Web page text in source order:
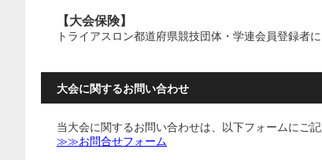
【大会保険】
トライアスロン都道府県競技団体・学連会員登録者
大会に関するお問い合わせ
当大会に関するお問い合わせは、以下フォームにご
≫≫お問合せフォーム